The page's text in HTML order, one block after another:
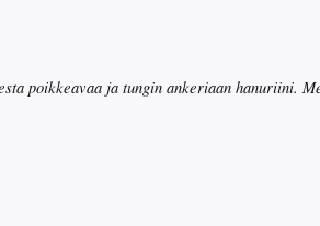
poikkeavaa ja tungin ankeriaan hanuriini.